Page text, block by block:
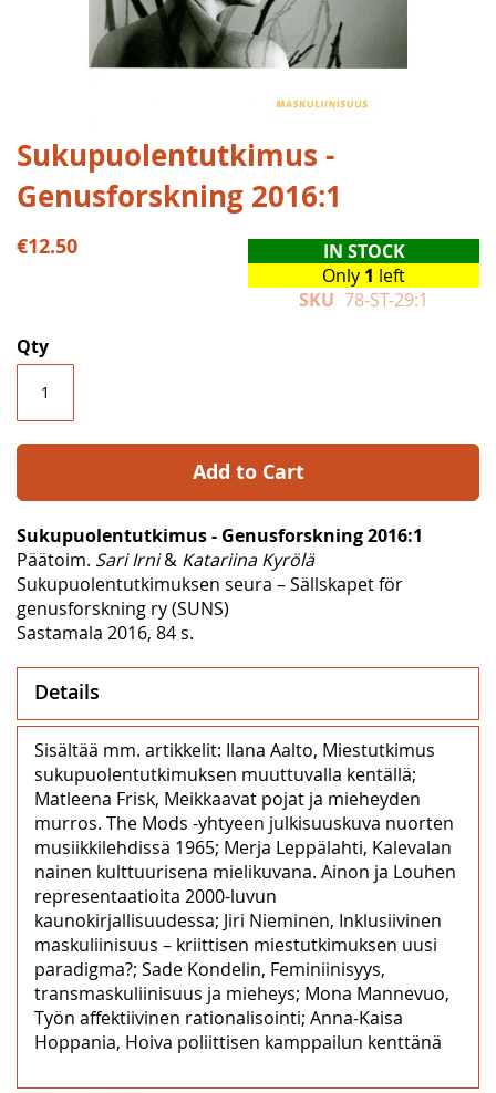
Skip
to
the
of
Sukupuolentutkimus -
Genusforskning 2016:1
€12.50
IN STOCK
Only 1 left
SKU 78-ST-29:1
Qty
Add to Cart
Sukupuolentutkimus - Genusforskning 2016:1
Päätoim. Sari Irni& Katariina Kyrölä
Sukupuolentutkimuksen seura – Sällskapet för
genusforskning ry (SUNS)
Sastamala 2016, 84 s.
Details
Sisältää mm. artikkelit: Ilana Aalto, Miestutkimus
sukupuolentutkimuksen muuttuvalla kentällä;
Matleena Frisk, Meikkaavat pojat ja mieheyden
murros. The Mods -yhtyeen julkisuuskuva nuorten
musiikkilehdissä 1965; Merja Leppälahti, Kalevalan
nainen kulttuurisena mielikuvana. Ainon ja Louhen
representaatioita 2000-luvun
kaunokirjallisuudessa; Jiri Nieminen, Inklusiivinen
maskuliinisuus – kriittisen miestutkimuksen uusi
paradigma?; Sade Kondelin, Feminiinisyys,
transmaskuliinisuus ja mieheys; Mona Mannevuo,
Työn affektiivinen rationalisointi; Anna-Kaisa
Hoppania, Hoiva poliittisen kamppailun kenttänä